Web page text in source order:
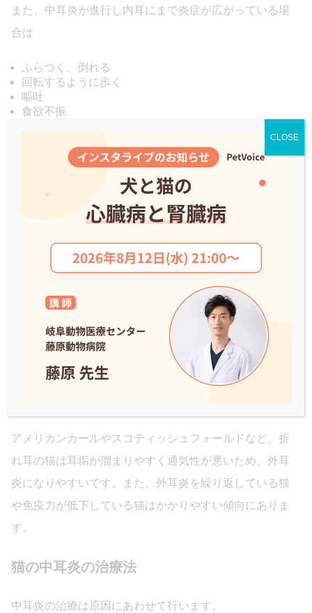
また、中耳炎が進行し内耳にまで炎症が広がっている場
合は
ふらつく、倒れる
回転するように歩く
嘔吐
食欲不振
猫の中耳炎のおもな原因は外耳炎の悪化や細菌感染で
外耳炎の悪化や異物混入によって鼓膜に穴が開くと、中
耳に炎症や感染が広がるため、中耳炎を発症します。
また、鼻と耳は耳管という管でつながっているため、鼻
炎や咽頭炎の細菌が中耳に侵入・感染し中耳炎が引き起
こされることもあります。
アメリカンカールやスコティッシュフォールドなど、折
れ耳の猫は耳垢が溜まりやすく通気性が悪いため、外耳
炎になりやすいです。また、外耳炎を繰り返している猫
や免疫力が低下している猫はかかりやすい傾向にありま
す。
猫の中耳炎の治療法
中耳炎の治療は原因にあわせて行います。
CLOSE